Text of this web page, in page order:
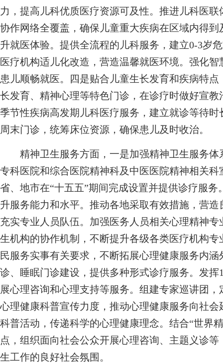
力，提高儿科优质医疗资源可及性。推进儿科医
协作网络全覆盖，确保儿童重大疾病在区域内得
升就医体验。提供全流程的儿科服务，建立0-3岁
医疗机构适儿化改造，营造温馨就医环境。强化
患儿顺畅就医。四是贴合儿童生长发育和疾病特
长发育、精神心理等特色门诊，在诊疗时做好宣
季节性疾病高发期儿科医疗服务，建立就诊等待
周末门诊，统筹床位资源，确保患儿及时收治。
精神卫生服务方面，一是加强精神卫生服务体
专科医院和综合医院精神科及中医医院精神相关
省、地市在“十五五”期间完成设置并提供诊疗服
升服务能力和水平。推动各地采取有效措施，营
充实专业人员队伍。加强医务人员相关心理精神
生机构的协作机制，不断提升各级各类医疗机构
民服务实事有关要求，不断拓展心理健康服务内
诊、睡眠门诊建设，提供多种形式诊疗服务。发
展心理咨询和心理支持等服务。组建专家巡讲团
心理健康科普宣传力度，推动心理健康服务向社
科普活动，传递科学的心理健康理念。结合“世界
点，组织面向社会公众开展心理咨询、主题义诊
生工作的良好社会氛围。